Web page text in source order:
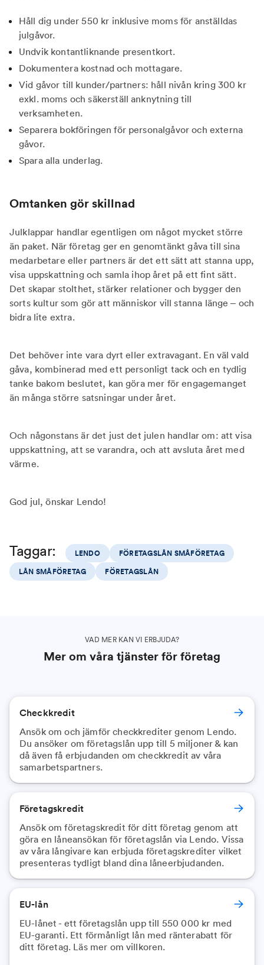
Håll dig under 550 kr inklusive moms för anställdas
julgåvor.
Undvik kontantliknande presentkort.
Dokumentera kostnad och mottagare.
Vid gåvor till kunder/partners: håll nivån kring 300 kr
exkl. moms och säkerställ anknytning till
verksamheten.
Separera bokföringen för personalgåvor och externa
gåvor.
Spara alla underlag.
Omtanken gör skillnad
Julklappar handlar egentligen om något mycket större
än paket. När företag ger en genomtänkt gåva till sina
medarbetare eller partners är det ett sätt att stanna upp,
visa uppskattning och samla ihop året på ett fint sätt.
Det skapar stolthet, stärker relationer och bygger den
sorts kultur som gör att människor vill stanna länge – och
bidra lite extra.
Det behöver inte vara dyrt eller extravagant. En väl vald
gåva, kombinerad med ett personligt tack och en tydlig
tanke bakom beslutet, kan göra mer för engagemanget
än många större satsningar under året.
Och någonstans är det just det julen handlar om: att visa
uppskattning, att se varandra, och att avsluta året med
värme.
God jul, önskar Lendo!
Taggar: LENDO FÖRETAGSLÅN SMÅFÖRETAG
LÅN SMÅFÖRETAG FÖRETAGSLÅN
VAD MER KAN VI ERBJUDA?
Mer om våra tjänster för företag
Checkkredit
Ansök om och jämför checkkrediter genom Lendo.
Du ansöker om företagslån upp till 5 miljoner & kan
då även få erbjudanden om checkkredit av våra
samarbetspartners.
Företagskredit
Ansök om företagskredit för ditt företag genom att
göra en låneansökan för företagslån via Lendo. Vissa
av våra långivare kan erbjuda företagskrediter vilket
presenteras tydligt bland dina låneerbjudanden.
EU-lån
EU-lånet - ett företagslån upp till 550 000 kr med
EU-garanti. Ett förmånligt lån med ränterabatt för
ditt företag. Läs mer om villkoren.